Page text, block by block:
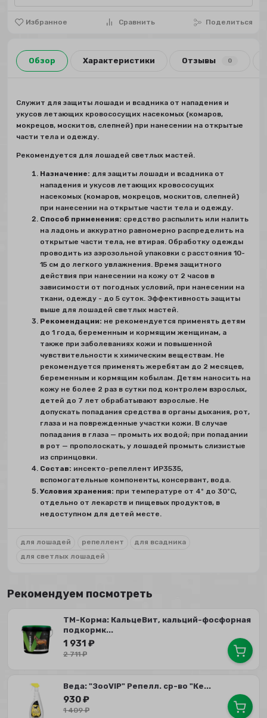
Избранное Сравнить Поделиться
Обзор Характеристики Отзывы 0
Служит для защиты лошади и всадника от нападения и
укусов летающих кровососущих насекомых (комаров,
мокрецов, москитов, слепней) при нанесении на открытые
части тела и одежду.
Рекомендуется для лошадей светлых мастей.
Назначение: для защиты лошади и всадника от
нападения и укусов летающих кровососущих
насекомых (комаров, мокрецов, москитов, слепней)
при нанесении на открытые части тела и одежду.
Способ применения: средство распылить или налить
на ладонь и аккуратно равномерно распределить на
открытые части тела, не втирая. Обработку одежды
проводить из аэрозольной упаковки с расстояния 10-
15 см до легкого увлажнения. Время защитного
действия при нанесении на кожу от 2 часов в
зависимости от погодных условий, при нанесении на
ткани, одежду - до 5 суток. Эффективность защиты
выше для лошадей светлых мастей.
Рекомендации: не рекомендуется применять детям
до 1 года, беременным и кормящим женщинам, а
также при заболеваниях кожи и повышенной
чувствительности к химическим веществам. Не
рекомендуется применять жеребятам до 2 месяцев,
беременным и кормящим кобылам. Детям наносить на
кожу не более 2 раз в сутки под контролем взрослых,
детей до 7 лет обрабатывают взрослые. Не
допускать попадания средства в органы дыхания, рот,
глаза и на поврежденные участки кожи. В случае
попадания в глаза — промыть их водой; при попадании
в рот — прополоскать, у лошадей промыть слизистые
из спринцовки.
Состав: инсекто-репеллент ИР3535,
вспомогательные компоненты, консервант, вода.
Условия хранения: при температуре от 4º до 30ºС,
отдельно от лекарств и пищевых продуктов, в
недоступном для детей месте.
для лошадей репеллент
для всадника
для светлых лошадей
Рекомендуем посмотреть
ТМ-Корма: КальцеВит, кальций-фосфорная
подкормк...
1 931 ₽
2 711₽
Веда: "ЗооVIP" Репелл. ср-во "Ке...
930₽
1 409₽